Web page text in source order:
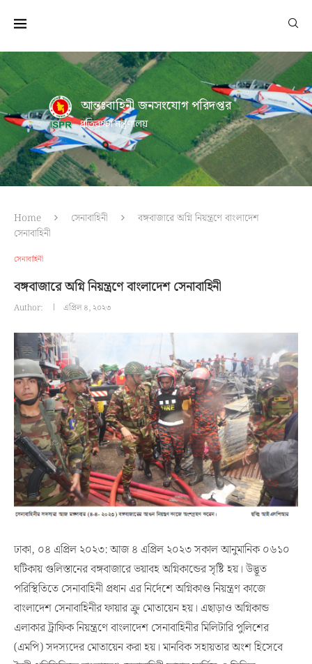
আন্তঃবাহিনী জনসংযোগ পরিদপ্তর
প্রতিরক্ষা মন্ত্রণালয়
Home সেনাবাহিনী
বঙ্গবাজারে অগ্নি নিয়ন্ত্রণে বাংলাদেশ
সেনাবাহিনী
সেনাবাহিনী
বঙ্গবাজারে অগ্নি নিয়ন্ত্রণে বাংলাদেশ সেনাবাহিনী
Author: এপ্রিল ৪, ২০২৩
ঢাকা, ০৪ এপ্রিল ২০২৩: আজ ৪ এপ্রিল ২০২৩ সকাল আনুমানিক ০৬১০
ঘটিকায় গুলিস্তানের বঙ্গবাজারে ভয়াবহ অগ্নিকান্ডের সৃষ্টি হয়। উদ্ভূত
পরিস্থিতিতে সেনাবাহিনী প্রধান এর নির্দেশে অগ্নিকাণ্ড নিয়ন্ত্রণ কাজে
বাংলাদেশ সেনাবাহিনীর ফায়ার ক্রু মোতায়েন হয়। এছাড়াও অগ্নিকান্ড
এলাকার ট্রাফিক নিয়ন্ত্রণে বাংলাদেশ সেনাবাহিনীর মিলিটারি পুলিশের
(এমপি) সদস্যদের মোতায়েন করা হয়। মানবিক সহায়তার অংশ হিসেবে